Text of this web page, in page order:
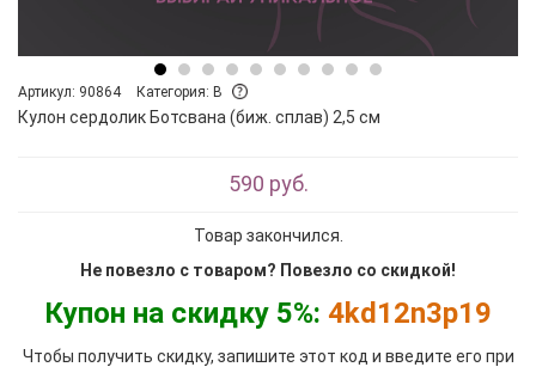
Артикул: 90864 Категория: B
Кулон сердолик Ботсвана (биж. сплав) 2,5 см
590 руб.
Товар закончился.
Не повезло с товаром? Повезло со скидкой!
Купон на скидку 5%: 4kd12n3p19
Чтобы получить скидку, запишите этот код и введите его при